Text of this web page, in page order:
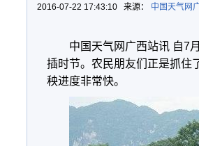
2016-07-22 17:43:10 来源： 中国天气网
中国天气网广西站讯 自7
插时节。农民朋友们正是抓住
秧进度非常快。